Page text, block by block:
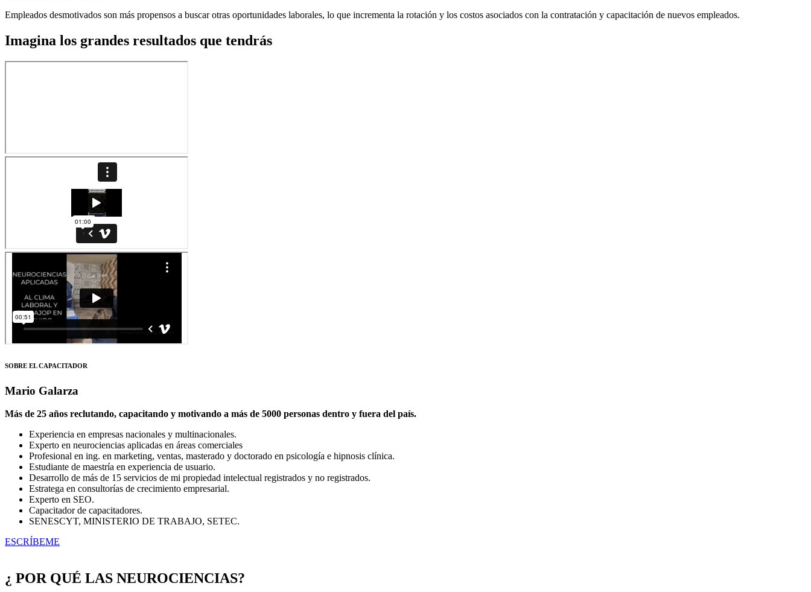
Empleados desmotivados son más propensos a buscar otras oportunidades laborales, lo que incrementa la rotación y los costos asociados con la contratación y capacitación de nuevos empleados.
Imagina los grandes resultados que tendrás
SOBRE EL CAPACITADOR
Mario Galarza
Más de 25 años reclutando, capacitando y motivando a más de 5000 personas dentro y fuera del país.
Experiencia en empresas nacionales y multinacionales.
Experto en neurociencias aplicadas en áreas comerciales
Profesional en ing. en marketing, ventas, masterado y doctorado en psicología e hipnosis clínica.
Estudiante de maestría en experiencia de usuario.
Desarrollo de más de 15 servicios de mi propiedad intelectual registrados y no registrados.
Estratega en consultorías de crecimiento empresarial.
Experto en SEO.
Capacitador de capacitadores.
SENESCYT, MINISTERIO DE TRABAJO, SETEC.
ESCRÍBEME
¿ POR QUÉ LAS NEUROCIENCIAS?